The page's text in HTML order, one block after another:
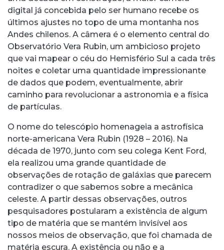
digital já concebida pelo ser humano recebe os
últimos ajustes no topo de uma montanha nos
Andes chilenos. A câmera é o elemento central do
Observatório Vera Rubin, um ambicioso projeto
que vai mapear o céu do Hemisfério Sul a cada três
noites e coletar uma quantidade impressionante
de dados que podem, eventualmente, abrir
caminho para revolucionar a astronomia e a física
de partículas.
O nome do telescópio homenageia a astrofísica
norte-americana Vera Rubin (1928 – 2016). Na
década de 1970, junto com seu colega Kent Ford,
ela realizou uma grande quantidade de
observações de rotação de galáxias que parecem
contradizer o que sabemos sobre a mecânica
celeste. A partir dessas observações, outros
pesquisadores postularam a existência de algum
tipo de matéria que se mantém invisível aos
nossos meios de observação, que foi chamada de
matéria escura. A existência ou não e a